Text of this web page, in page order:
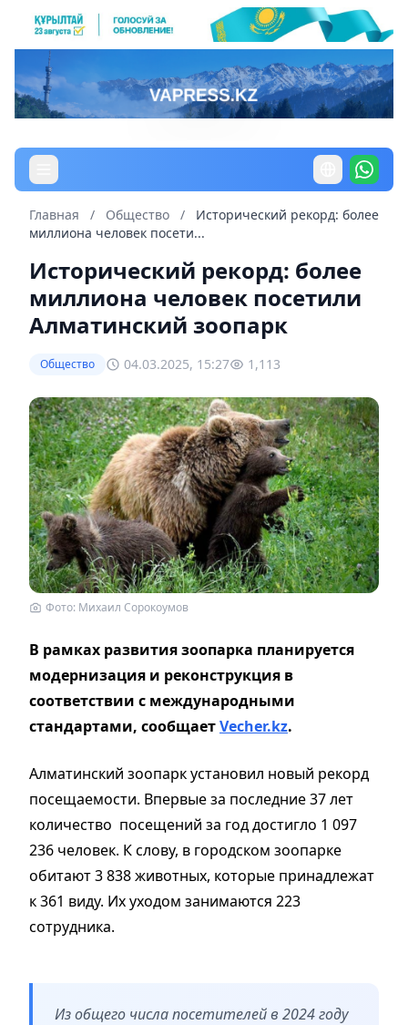
Главная / Общество /
Исторический рекорд: более
миллиона человек посети...
Исторический рекорд: более
миллиона человек посетили
Алматинский зоопарк
Общество 04.03.2025, 15:27 1,113
Фото: Михаил Сорокоумов
В рамках развития зоопарка планируется
модернизация и реконструкция в
соответствии с международными
стандартами, сообщаетVecher.kz.
Алматинский зоопарк установил новый рекорд
посещаемости. Впервые за последние 37 лет
количество посещений за год достигло 1 097
236 человек. К слову, в городском зоопарке
обитают 3 838 животных, которые принадлежат
к 361 виду. Их уходом занимаются 223
сотрудника.
Из общего числа посетителей в 2024 году